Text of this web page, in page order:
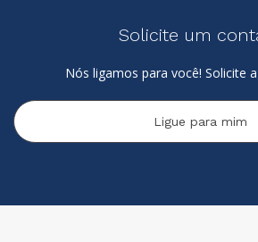
Solicite um
Nós ligamos para você! Solicite
Ligue para mim